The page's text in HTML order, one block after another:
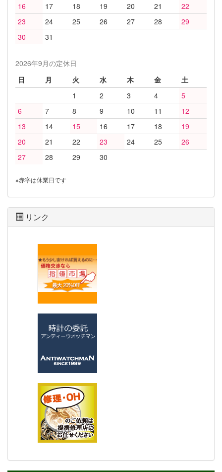
16
17 18 19 20 21
22
23
24 25 26 27 28
29
30
31
2026年9月の定休日
日
月 火 水 木 金
土
1
2 3 4
5
6
7 8 9 10 11
12
13
14 15 16 17 18
19
20
21 22 23 24 25
26
27
28 29 30
※赤字は休業日です
リンク